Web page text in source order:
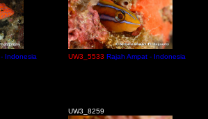
Indonesia UW3_5533 Rajah Ampat - Indonesia
UW3_8259